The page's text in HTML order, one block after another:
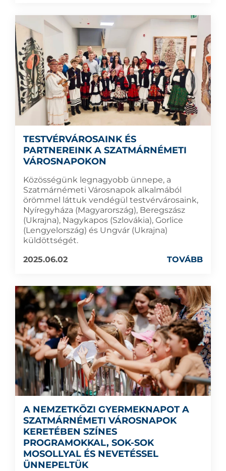
TESTVÉRVÁROSAINK ÉS
PARTNEREINK A SZATMÁRNÉMETI
VÁROSNAPOKON
Közösségünk legnagyobb ünnepe, a
Szatmárnémeti Városnapok alkalmából
örömmel láttuk vendégül testvérvárosaink,
Nyíregyháza (Magyarország), Beregszász
(Ukrajna), Nagykapos (Szlovákia), Gorlice
(Lengyelország) és Ungvár (Ukrajna)
küldöttségét.
2025.06.02
TOVÁBB
A NEMZETKÖZI GYERMEKNAPOT A
SZATMÁRNÉMETI VÁROSNAPOK
KERETÉBEN SZÍNES
PROGRAMOKKAL, SOK-SOK
MOSOLLYAL ÉS NEVETÉSSEL
ÜNNEPELTÜK